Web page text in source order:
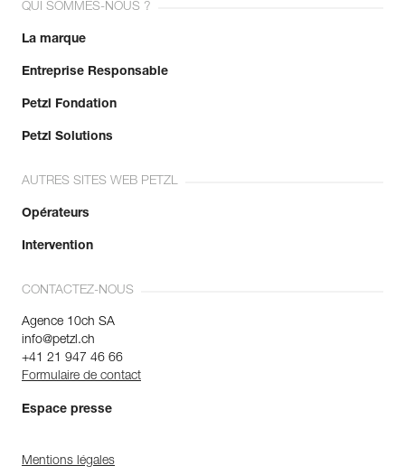
QUI SOMMES-NOUS ?
La marque
Entreprise Responsable
Petzl Fondation
Petzl Solutions
AUTRES SITES WEB PETZL
Opérateurs
Intervention
CONTACTEZ-NOUS
Agence 10ch SA
info@petzl.ch
+41 21 947 46 66
Formulaire de contact
Espace presse
Mentions légales